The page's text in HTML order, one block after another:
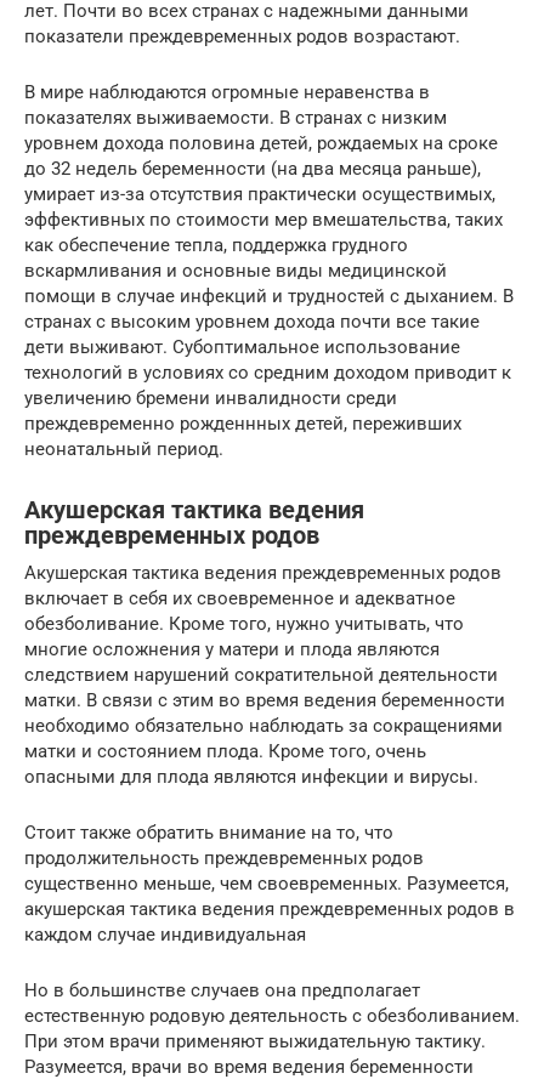
лет. Почти во всех странах с надежными данными
показатели преждевременных родов возрастают.
В мире наблюдаются огромные неравенства в
показателях выживаемости. В странах с низким
уровнем дохода половина детей, рождаемых на сроке
до 32 недель беременности (на два месяца раньше),
умирает из-за отсутствия практически осуществимых,
эффективных по стоимости мер вмешательства, таких
как обеспечение тепла, поддержка грудного
вскармливания и основные виды медицинской
помощи в случае инфекций и трудностей с дыханием. В
странах с высоким уровнем дохода почти все такие
дети выживают. Субоптимальное использование
технологий в условиях со средним доходом приводит к
увеличению бремени инвалидности среди
преждевременно рожденнных детей, переживших
неонатальный период.
Акушерская тактика ведения
преждевременных родов
Акушерская тактика ведения преждевременных родов
включает в себя их своевременное и адекватное
обезболивание. Кроме того, нужно учитывать, что
многие осложнения у матери и плода являются
следствием нарушений сократительной деятельности
матки. В связи с этим во время ведения беременности
необходимо обязательно наблюдать за сокращениями
матки и состоянием плода. Кроме того, очень
опасными для плода являются инфекции и вирусы.
Стоит также обратить внимание на то, что
продолжительность преждевременных родов
существенно меньше, чем своевременных. Разумеется,
акушерская тактика ведения преждевременных родов в
каждом случае индивидуальная
Но в большинстве случаев она предполагает
естественную родовую деятельность с обезболиванием.
При этом врачи применяют выжидательную тактику.
Разумеется, врачи во время ведения беременности